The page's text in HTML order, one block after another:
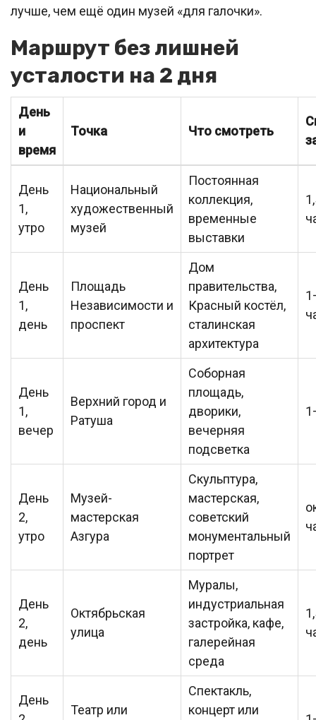
лучше, чем ещё один музей «для галочки».
Маршрут без лишней
усталости на 2 дня
День
и
время
Точка Что смотреть
День
1,
утро
Национальный
художественный
музей
Постоянная
коллекция,
временные
выставки
День
1,
день
Площадь
Независимости и
проспект
Дом
правительства,
Красный костёл,
сталинская
архитектура
День
1,
вечер
Верхний город и
Ратуша
Соборная
площадь,
дворики,
вечерняя
подсветка
День
2,
утро
Музей-
мастерская
Азгура
Скульптура,
мастерская,
советский
монументальный
портрет
День
2,
день
Октябрьская
улица
Муралы,
индустриальная
застройка, кафе,
галерейная
среда
День
Театр или
Спектакль,
концерт или